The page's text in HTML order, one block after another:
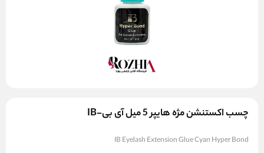
چسب اکستنشن مژه هایپر 5 میل آی بی-IB
IB Eyelash Extension Glue Cyan Hyper Bond